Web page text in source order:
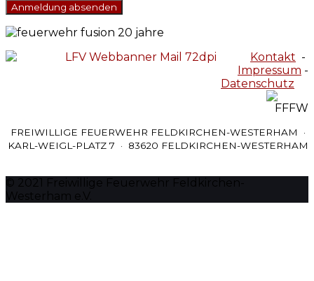
Anmeldung absenden
Kontakt -
Impressum -
Datenschutz
FREIWILLIGE FEUERWEHR FELDKIRCHEN-WESTERHAM ·
KARL-WEIGL-PLATZ 7 · 83620 FELDKIRCHEN-WESTERHAM
© 2021 Freiwillige Feuerwehr Feldkirchen-
Westerham e.V.